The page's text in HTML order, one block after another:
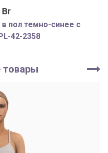
Br
пол темно-синее с
42-2358